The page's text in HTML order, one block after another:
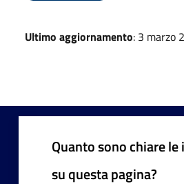
Ultimo aggiornamento: 3 marzo
Quanto sono chiare
su questa pagina?